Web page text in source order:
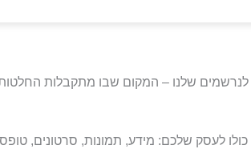
שלנו – המקום שבו מתקבלות
לעסק שלכם: מידע, תמונות, סרטונים, טופס